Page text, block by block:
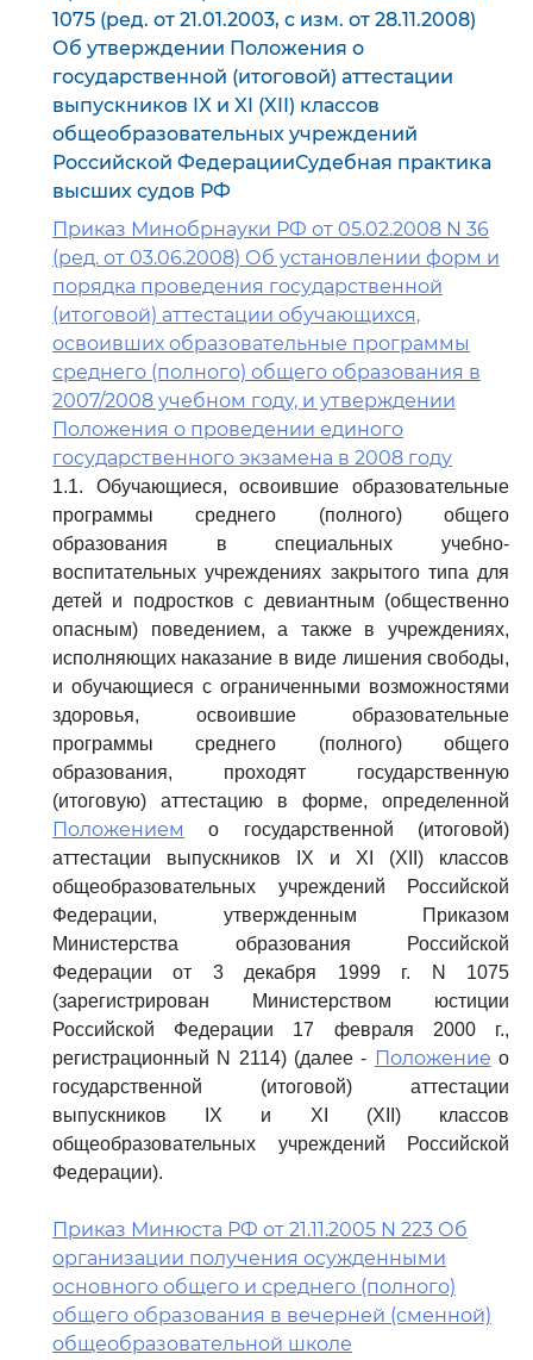
1075 (ред. от 21.01.2003, с изм. от 28.11.2008)
Об утверждении Положения о
государственной (итоговой) аттестации
выпускников IX и XI (XII) классов
общеобразовательных учреждений
Российской ФедерацииСудебная практика
высших судов РФ
Приказ Минобрнауки РФ от 05.02.2008 N 36
(ред. от 03.06.2008) Об установлении форм и
порядка проведения государственной
(итоговой) аттестации обучающихся,
освоивших образовательные программы
среднего (полного) общего образования в
2007/2008 учебном году, и утверждении
Положения о проведении единого
государственного экзамена в 2008 году
1.1. Обучающиеся, освоившие образовательные
программы среднего (полного) общего
образования в специальных учебно-
воспитательных учреждениях закрытого типа для
детей и подростков с девиантным (общественно
опасным) поведением, а также в учреждениях,
исполняющих наказание в виде лишения свободы,
и обучающиеся с ограниченными возможностями
здоровья, освоившие образовательные
программы среднего (полного) общего
образования, проходят государственную
(итоговую) аттестацию в форме, определенной
Положением
о государственной (итоговой)
аттестации выпускников IX и XI (XII) классов
общеобразовательных учреждений Российской
Федерации, утвержденным Приказом
Министерства образования Российской
Федерации от 3 декабря 1999 г. N 1075
(зарегистрирован Министерством юстиции
Российской Федерации 17 февраля 2000 г.,
регистрационный N 2114) (далее - Положение о
государственной (итоговой) аттестации
выпускников IX и XI (XII) классов
общеобразовательных учреждений Российской
Федерации).
Приказ Минюста РФ от 21.11.2005 N 223 Об
организации получения осужденными
основного общего и среднего (полного)
общего образования в вечерней (сменной)
общеобразовательной школе